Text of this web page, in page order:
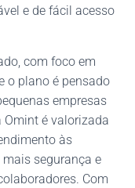
e de fácil acesso
com foco em
o plano é pensado
empresas
Omint é valorizada
às
segurança e
Com